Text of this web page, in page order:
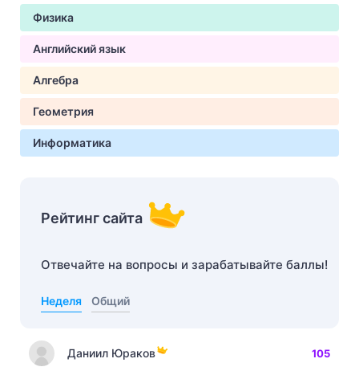
Физика
Английский язык
Алгебра
Геометрия
Информатика
Рейтинг сайта
Отвечайте на вопросы и зарабатывайте баллы!
Неделя Общий
Даниил Юраков 105